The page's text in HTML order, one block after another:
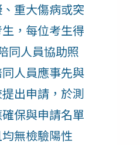
重大傷病或突
，每位考生得
同人員協助照
人員應事先與
出申請，於測
保與申請名單
無檢驗陽性